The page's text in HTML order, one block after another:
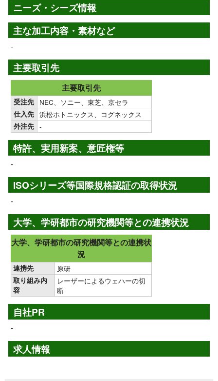
ニーズ・シーズ情報
主な加工内容・素材など
-
主要取引先
主要取引先
受注先 NEC、ソニー、東芝、京セラ
仕入先 浜松ホトニックス、コグネックス
外注先 -
特許、実用新案、意匠権等
-
ISOシリーズ等国際規格認証の取得状況
-
大学、学研都市の研究機関等との連携状況
大学、学研都市の研究機関等との連携状
況
連携先 原研
取り組み内
容
レーザーによるウェハーの切
断
自社PR
-
求人情報